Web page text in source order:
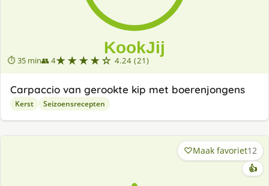
⏱ 35 min👥 4★★★★☆ 4.24 (21)
Carpaccio van gerookte kip met boerenjongens
Kerst Seizoensrecepten
Maak favoriet12
👍